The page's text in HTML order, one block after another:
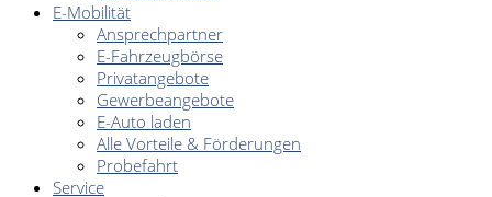
E-Mobilität
Ansprechpartner
E-Fahrzeugbörse
Privatangebote
Gewerbeangebote
E-Auto laden
Alle Vorteile & Förderungen
Probefahrt
Service